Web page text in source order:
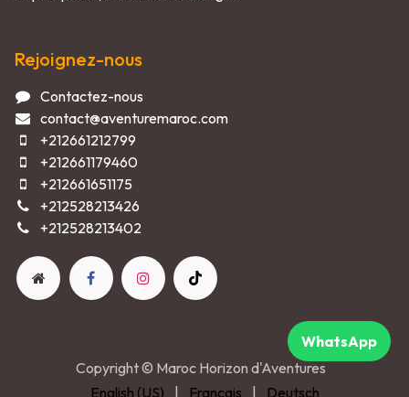
Rejoignez-nous
Contactez-nous
contact@aventuremaroc.com
+212661212799
+212661179460
+212661651175
+212528213426
+212528213402
Copyright © Maroc Horizon d'Aventures
English (US)
| Français | Deutsch
WhatsApp